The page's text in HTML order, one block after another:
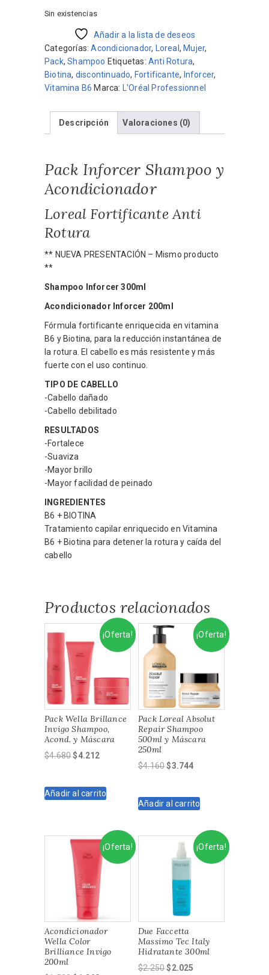
Sin existencias
Añadir a la lista de deseos
Categorías:Acondicionador, Loreal , Mujer,
Pack,Shampoo Etiquetas:Anti Rotura,
Biotina, discontinuado, Fortificante, Inforcer,
Vitamina B6 Marca: L'Oréal Professionnel
Descripción Valoraciones (0)
Pack Inforcer Shampoo y
Acondicionador
Loreal Fortificante Anti
Rotura
** NUEVA PRESENTACIÓN – Mismo producto
**
Shampoo Inforcer 300ml
Acondicionador Inforcer 200ml
Fórmula fortificante enriquecida en vitamina
B6 y Biotina, para la reducción instantánea de
la rotura. El cabello es más resistente y más
fuerte con el uso continuo.
TIPO DE CABELLO
-Cabello dañado
-Cabello debilitado
RESULTADOS
-Fortalece
-Suaviza
-Mayor brillo
-Mayor facilidad de peinado
INGREDIENTES
B6 + BIOTINA
Tratamiento capilar enriquecido en Vitamina
B6 + Biotina para detener la rotura y caída del
cabello
Productos relacionados
¡Oferta!
Pack Wella Brillance
Invigo Shampoo,
Acond. y Máscara
$4.680El
era:
$4.212
es:
Añadir al carrito
¡Oferta!
Pack Loreal Absolut
Repair Shampoo
500ml y Máscara
250ml
$4.160El
era:
$3.744El
es:
Añadir al carrito
¡Oferta!
Acondicionador
Wella Color
Brilliance Invigo
200ml
¡Oferta!
Due Faccetta
Massimo Tec Italy
Hidratante 300ml
$2.250El
$2.025